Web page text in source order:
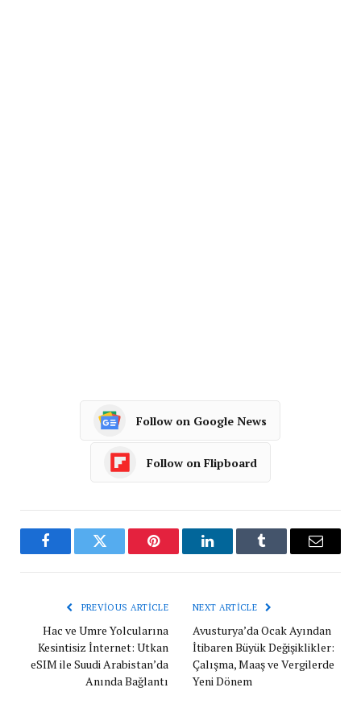
Follow on Google News
Follow on Flipboard
FacebookTwitter Pinterest LinkedInTumblr Email
PREVIOUS ARTICLE
Hac ve Umre Yolcularına
Kesintisiz İnternet: Utkan
eSIM ile Suudi Arabistan’da
Anında Bağlantı
NEXT ARTICLE
Avusturya’da Ocak Ayından
İtibaren Büyük Değişiklikler:
Çalışma, Maaş ve Vergilerde
Yeni Dönem